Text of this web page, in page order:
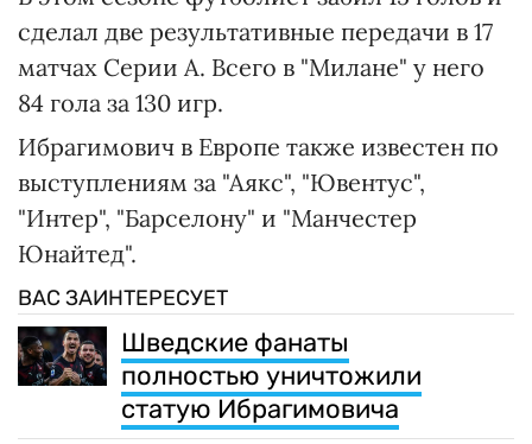
сделал две результативные передачи в 17
матчах Серии А. Всего в "Милане" у него
84 гола за 130 игр.
Ибрагимович в Европе также известен по
выступлениям за "Аякс", "Ювентус",
"Интер", "Барселону" и "Манчестер
Юнайтед".
ВАС ЗАИНТЕРЕСУЕТ
Шведские фанаты
полностью уничтожили
статую Ибрагимовича